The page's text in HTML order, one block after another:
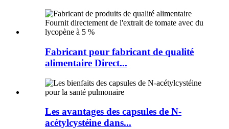
Fabricant pour fabricant de qualité
alimentaire Direct...
Les avantages des capsules de N-
acétylcystéine​​ dans...